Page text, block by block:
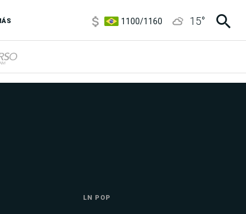
3,8/4
6850/7200
15°
LN POP